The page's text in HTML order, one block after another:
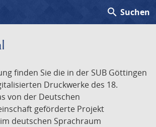
search Suchen
finden Sie die in der SUB Göttingen
Druckwerke des 18.
von der Deutschen
geförderte Projekt
deutschen Sprachraum